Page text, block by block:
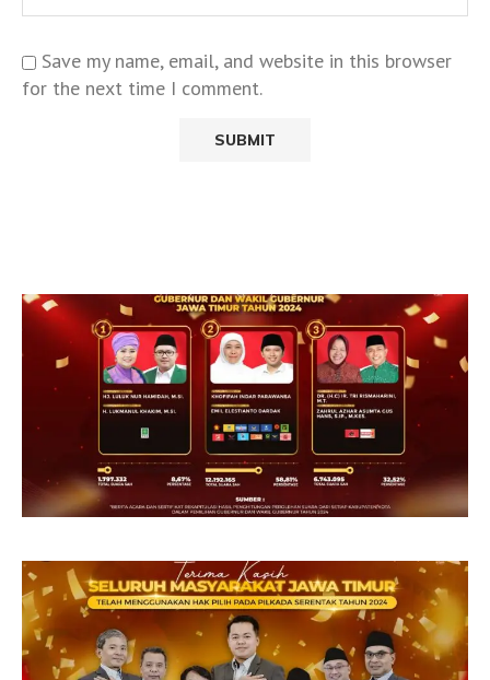
Save my name, email, and website in this browser
for the next time I comment.